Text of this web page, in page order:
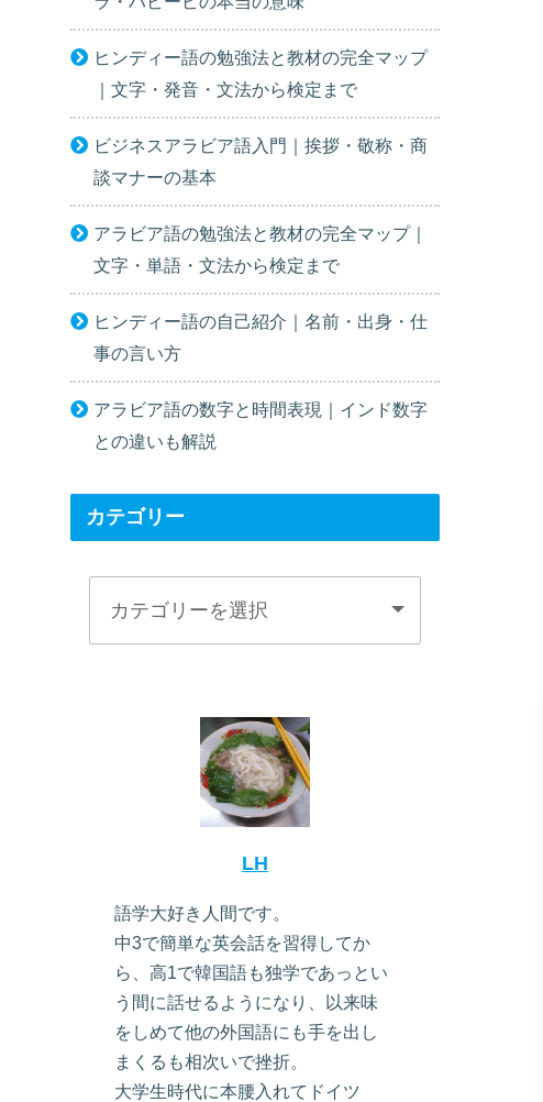
ヒンディー語の勉強法と教材の完全マップ
｜文字・発音・文法から検定まで
ビジネスアラビア語入門｜挨拶・敬称・商
談マナーの基本
アラビア語の勉強法と教材の完全マップ｜
文字・単語・文法から検定まで
ヒンディー語の自己紹介｜名前・出身・仕
事の言い方
アラビア語の数字と時間表現｜インド数字
との違いも解説
カテゴリー
LH
語学大好き人間です。
中3で簡単な英会話を習得してか
ら、高1で韓国語も独学であっとい
う間に話せるようになり、以来味
をしめて他の外国語にも手を出し
まくるも相次いで挫折。
大学生時代に本腰入れてドイツ